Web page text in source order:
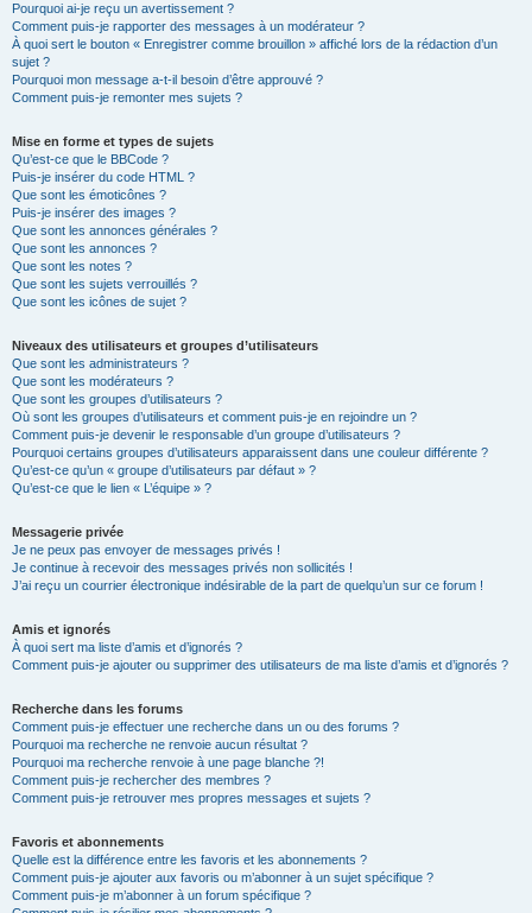
Pourquoi ai-je reçu un avertissement ?
Comment puis-je rapporter des messages à un modérateur ?
À quoi sert le bouton « Enregistrer comme brouillon » affiché lors de la rédaction d’un
sujet ?
Pourquoi mon message a-t-il besoin d’être approuvé ?
Comment puis-je remonter mes sujets ?
Mise en forme et types de sujets
Qu’est-ce que le BBCode ?
Puis-je insérer du code HTML ?
Que sont les émoticônes ?
Puis-je insérer des images ?
Que sont les annonces générales ?
Que sont les annonces ?
Que sont les notes ?
Que sont les sujets verrouillés ?
Que sont les icônes de sujet ?
Niveaux des utilisateurs et groupes d’utilisateurs
Que sont les administrateurs ?
Que sont les modérateurs ?
Que sont les groupes d’utilisateurs ?
Où sont les groupes d’utilisateurs et comment puis-je en rejoindre un ?
Comment puis-je devenir le responsable d’un groupe d’utilisateurs ?
Pourquoi certains groupes d’utilisateurs apparaissent dans une couleur différente ?
Qu’est-ce qu’un « groupe d’utilisateurs par défaut » ?
Qu’est-ce que le lien « L’équipe » ?
Messagerie privée
Je ne peux pas envoyer de messages privés !
Je continue à recevoir des messages privés non sollicités !
J’ai reçu un courrier électronique indésirable de la part de quelqu’un sur ce forum !
Amis et ignorés
À quoi sert ma liste d’amis et d’ignorés ?
Comment puis-je ajouter ou supprimer des utilisateurs de ma liste d’amis et d’ignorés ?
Recherche dans les forums
Comment puis-je effectuer une recherche dans un ou des forums ?
Pourquoi ma recherche ne renvoie aucun résultat ?
Pourquoi ma recherche renvoie à une page blanche ?!
Comment puis-je rechercher des membres ?
Comment puis-je retrouver mes propres messages et sujets ?
Favoris et abonnements
Quelle est la différence entre les favoris et les abonnements ?
Comment puis-je ajouter aux favoris ou m’abonner à un sujet spécifique ?
Comment puis-je m’abonner à un forum spécifique ?